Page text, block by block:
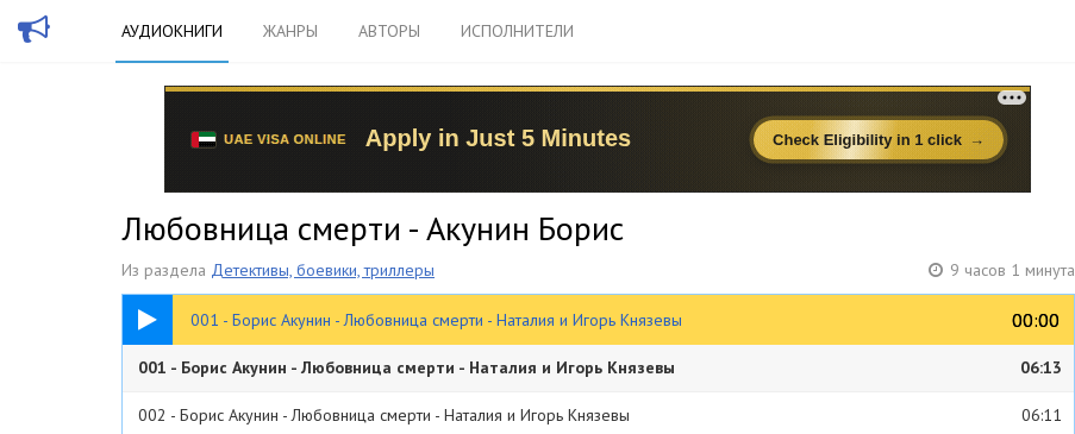
АУДИОКНИГИ ЖАНРЫ АВТОРЫ ИСПОЛНИТЕЛИ
Любовница смерти - Акунин Борис
Из раздела Детективы, боевики, триллеры 9 часов 1 минута
001 - Борис Акунин - Любовница смерти - Наталия и Игорь Князевы 00:00
00:00
06:13
001 - Борис Акунин - Любовница смерти - Наталия и Игорь Князевы 06:13
002 - Борис Акунин - Любовница смерти - Наталия и Игорь Князевы 06:11